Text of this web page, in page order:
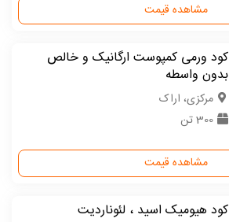
مشاهده قیمت
کود ورمی کمپوست ارگانیک و خالص
بدون واسطه
مركزی، اراک
300 تن
مشاهده قیمت
کود هیومیک اسید ، لئوناردیت